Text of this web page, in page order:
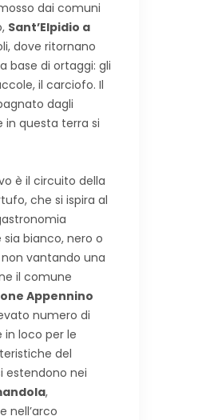
dai comuni
Sant’Elpidio a
dove ritornano
base di ortaggi: gli
il carciofo. Il
dagli
questa terra si
è il circuito della
che si ispira al
bianco, nero o
vantando una
il comune
Appennino
numero di
loco per le
del
estendono nei
,
nell’arco